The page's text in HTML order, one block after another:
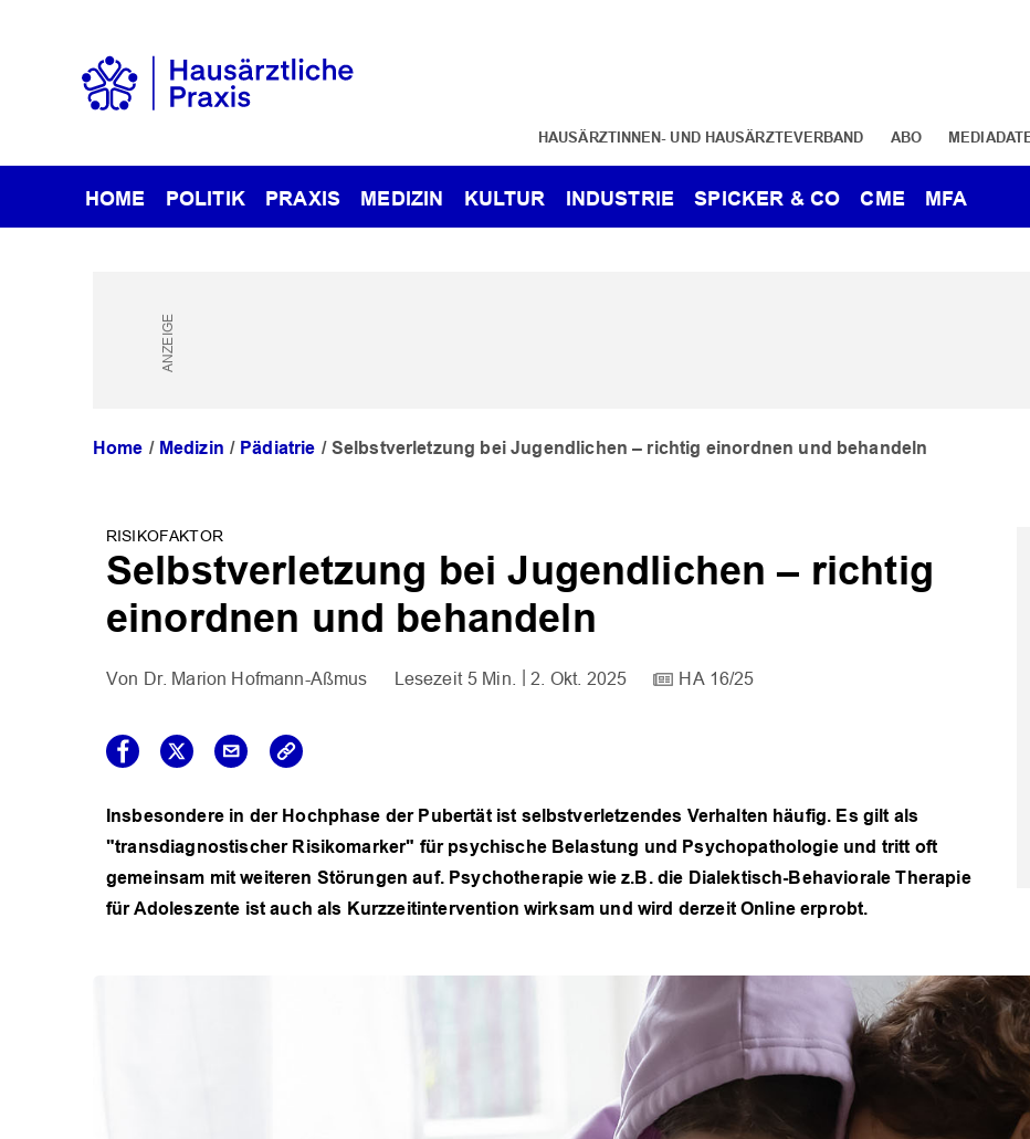
HAUSÄRZTINNEN- UND HAUSÄRZTEVERBAND ABO
HOME POLITIK PRAXIS MEDIZIN KULTUR INDUSTRIE SPICKER & CO CME MFA
Home Medizin Pädiatrie Selbstverletzung bei Jugendlichen – richtig einordnen und behandeln
RISIKOFAKTOR
Selbstverletzung bei Jugendlichen – richtig
einordnen und behandeln
Dr. Marion Hofmann-Aßmus 5 Min. 2. Okt. 2025 HA 16/25
Insbesondere in der Hochphase der Pubertät ist selbstverletzendes Verhalten häufig. Es gilt als
"transdiagnostischer Risikomarker" für psychische Belastung und Psychopathologie und tritt oft
gemeinsam mit weiteren Störungen auf. Psychotherapie wie z.B. die Dialektisch-Behaviorale Therapie
für Adoleszente ist auch als Kurzzeitintervention wirksam und wird derzeit Online erprobt.